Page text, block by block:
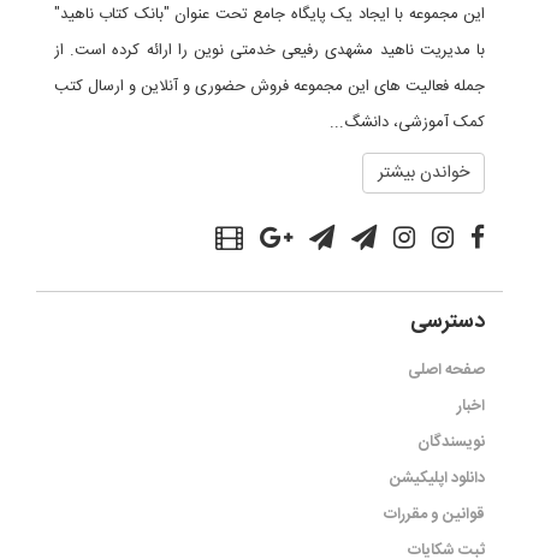
این مجموعه با ایجاد یک پایگاه جامع تحت عنوان "بانک کتاب ناهید"
با مدیریت ناهید مشهدی رفیعی خدمتی نوین را ارائه کرده است. از
جمله فعالیت های این مجموعه فروش حضوری و آنلاین و ارسال کتب
کمک آموزشی، دانشگ...
خواندن بیشتر
دسترسی
صفحه اصلی
اخبار
نویسندگان
دانلود اپلیکیشن
قوانین و مقررات
ثبت شکایات